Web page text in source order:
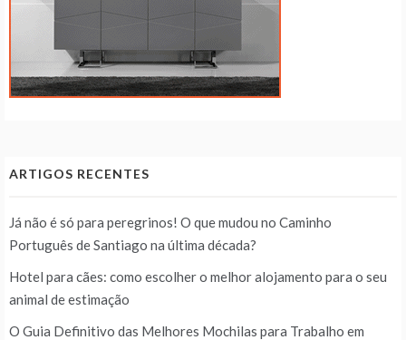
ARTIGOS RECENTES
Já não é só para peregrinos! O que mudou no Caminho
Português de Santiago na última década?
Hotel para cães: como escolher o melhor alojamento para o seu
animal de estimação
O Guia Definitivo das Melhores Mochilas para Trabalho em